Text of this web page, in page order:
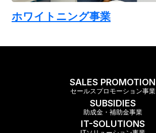
ホワイトニング事業
SALES PROMOTION
セールスプロモーション事業
SUBSIDIES
助成金・補助金事業
IT-SOLUTIONS